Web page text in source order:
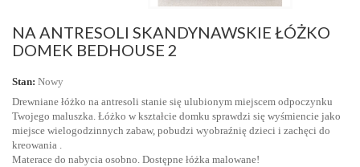
NA ANTRESOLI SKANDYNAWSKIE ŁÓŻKO
DOMEK BEDHOUSE 2
Stan: Nowy
Drewniane łóżko na antresoli stanie się ulubionym miejscem odpoczynku
Twojego maluszka. Łóżko w kształcie domku sprawdzi się wyśmiencie jako
miejsce wielogodzinnych zabaw, pobudzi wyobraźnię dzieci i zachęci do
kreowania .
Materace do nabycia osobno. Dostępne łóżka malowane!